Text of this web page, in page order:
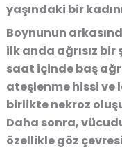
yaşındaki bir
Boynunun
ilk anda ağrısız
saat içinde baş
ateşlenme hissi ve
birlikte nekroz
Daha sonra,
özellikle göz